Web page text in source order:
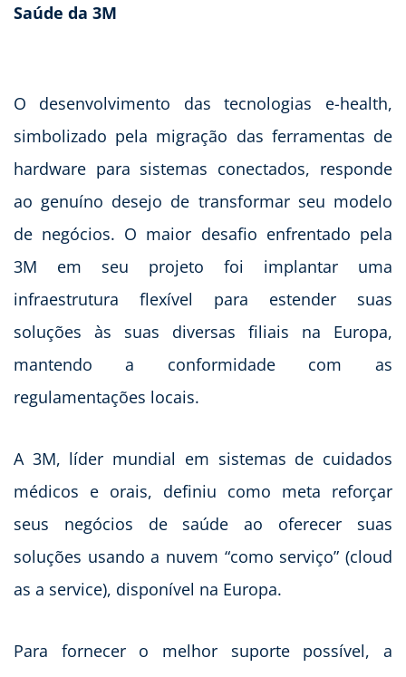
Saúde da 3M
O desenvolvimento das tecnologias e-health,
simbolizado pela migração das ferramentas de
hardware para sistemas conectados, responde
ao genuíno desejo de transformar seu modelo
de negócios. O maior desafio enfrentado pela
3M em seu projeto foi implantar uma
infraestrutura flexível para estender suas
soluções às suas diversas filiais na Europa,
mantendo a conformidade com as
regulamentações locais.
A 3M, líder mundial em sistemas de cuidados
médicos e orais, definiu como meta reforçar
seus negócios de saúde ao oferecer suas
soluções usando a nuvem “como serviço” (cloud
as a service), disponível na Europa.
Para fornecer o melhor suporte possível, a